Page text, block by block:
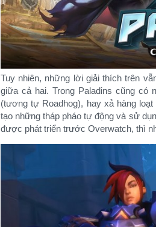
Tuy nhiên, những lời giải thích trên
giữa cả hai. Trong Paladins cũng
(tương tự Roadhog), hay xả hàng
tạo những tháp pháo tự động và sử
được phát triển trước Overwatch, thì